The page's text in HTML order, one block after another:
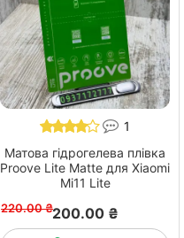
1
Матова гідрогелева плівка
Proove Lite Matte для Xiaomi
Mi11 Lite
220.00 ₴200.00 ₴